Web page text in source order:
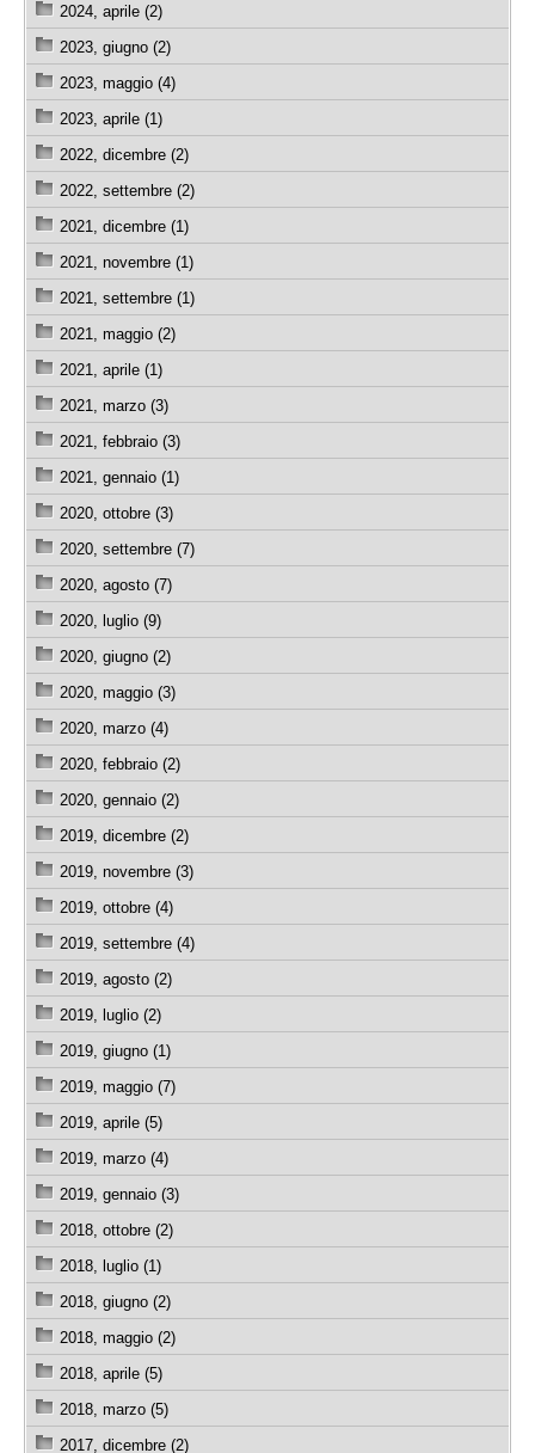
2024, aprile (2)
2023, giugno (2)
2023, maggio (4)
2023, aprile (1)
2022, dicembre (2)
2022, settembre (2)
2021, dicembre (1)
2021, novembre (1)
2021, settembre (1)
2021, maggio (2)
2021, aprile (1)
2021, marzo (3)
2021, febbraio (3)
2021, gennaio (1)
2020, ottobre (3)
2020, settembre (7)
2020, agosto (7)
2020, luglio (9)
2020, giugno (2)
2020, maggio (3)
2020, marzo (4)
2020, febbraio (2)
2020, gennaio (2)
2019, dicembre (2)
2019, novembre (3)
2019, ottobre (4)
2019, settembre (4)
2019, agosto (2)
2019, luglio (2)
2019, giugno (1)
2019, maggio (7)
2019, aprile (5)
2019, marzo (4)
2019, gennaio (3)
2018, ottobre (2)
2018, luglio (1)
2018, giugno (2)
2018, maggio (2)
2018, aprile (5)
2018, marzo (5)
2017, dicembre (2)